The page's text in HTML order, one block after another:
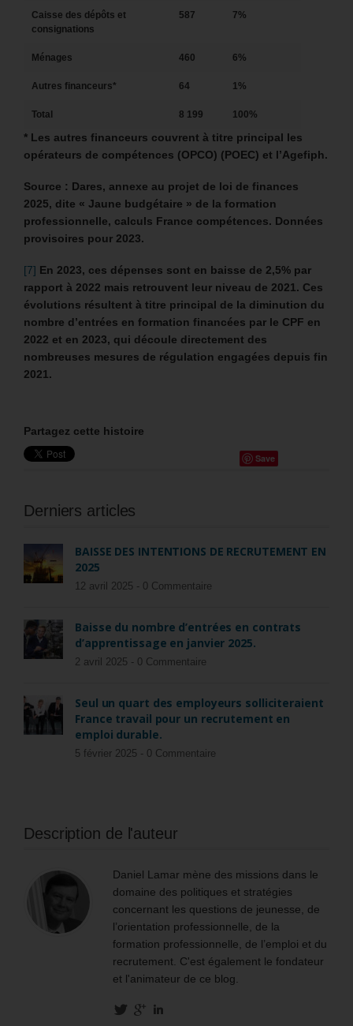
Caisse des dépôts et
consignations
587 7%
Ménages 460 6%
Autres financeurs* 64 1%
Total 8 199 100%
* Les autres financeurs couvrent à titre principal les
opérateurs de compétences (OPCO) (POEC) et l’Agefiph.
Source : Dares, annexe au projet de loi de finances
2025, dite « Jaune budgétaire » de la formation
professionnelle, calculs France compétences. Données
provisoires pour 2023.
[7] En 2023, ces dépenses sont en baisse de 2,5% par
rapport à 2022 mais retrouvent leur niveau de 2021. Ces
évolutions résultent à titre principal de la diminution du
nombre d’entrées en formation financées par le CPF en
2022 et en 2023, qui découle directement des
nombreuses mesures de régulation engagées depuis fin
2021.
Partagez cette histoire
Save
Derniers articles
BAISSE DES INTENTIONS DE RECRUTEMENT EN
2025
12 avril 2025 - 0 Commentaire
Baisse du nombre d’entrées en contrats
d’apprentissage en janvier 2025.
2 avril 2025 - 0 Commentaire
Seul un quart des employeurs solliciteraient
France travail pour un recrutement en
emploi durable.
5 février 2025 - 0 Commentaire
Description de l'auteur
Daniel Lamar mène des missions dans le
domaine des politiques et stratégies
concernant les questions de jeunesse, de
l’orientation professionnelle, de la
formation professionnelle, de l’emploi et du
recrutement. C'est également le fondateur
et l'animateur de ce blog.